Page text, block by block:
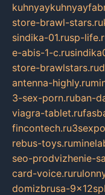
store-brawl-stars.ru
sindika-01.rusp-
e-abis-1-c.ru
store-brawlstars.ru
antenna-highly.ru
3-sex-porn.ruban-
viagra-tablet.ru
fincontech.ru
rebus-toys.ru
seo-prodvizhenie-
card-voice.ru
domizbrusa-